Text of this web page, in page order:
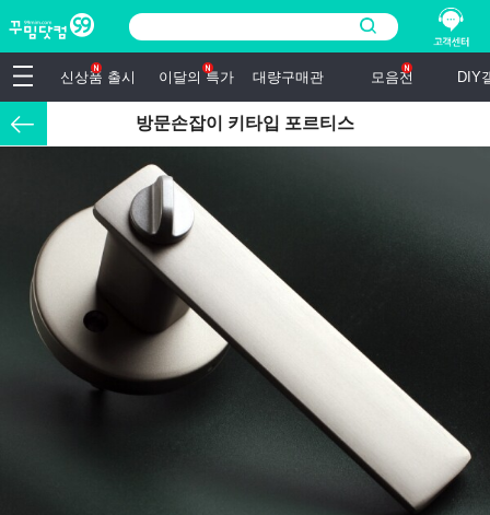
신상품 출시 이달의 특가 대량구매관 모음전 DIY
방문손잡이 키타입 포르티스